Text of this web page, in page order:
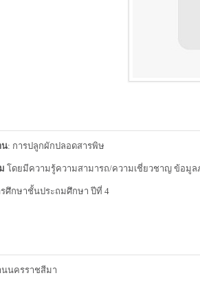
น: การปลูกผักปลอดสารพิษ
โดยมีความรู้ความสามารถ/ความเชี่ยวชาญ ข้อมู
รศึกษาชั้นประถมศึกษา ปีที่ 4
นครราชสีมา